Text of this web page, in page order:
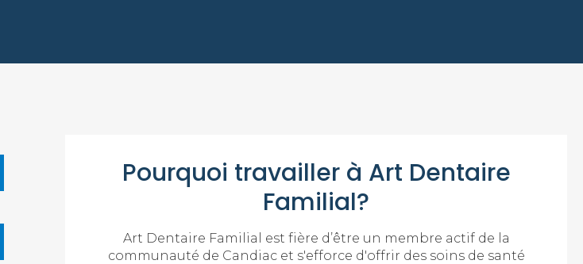
Pourquoi travailler à Art Dentaire
Familial?
Art Dentaire Familial est fière d’être un membre actif de la
communauté de Candiac et s'efforce d'offrir des soins de santé